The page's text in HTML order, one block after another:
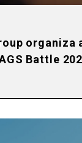
organiza
Battle